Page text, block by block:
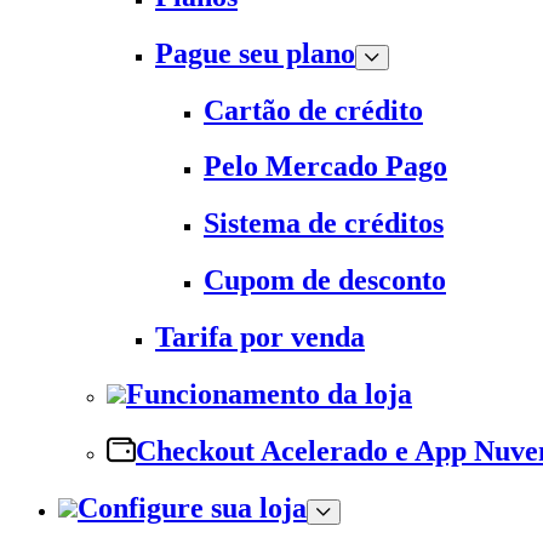
Pague seu plano
Cartão de crédito
Pelo Mercado Pago
Sistema de créditos
Cupom de desconto
Tarifa por venda
Funcionamento da loja
Checkout Acelerado e App
Configure sua loja